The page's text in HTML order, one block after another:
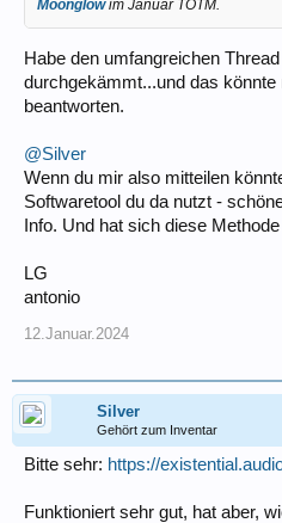
Moonglowim Januar TOTM.
Habe den umfangreichen
durchgekämmt...und das könnte
beantworten.
@Silver
Wenn du mir also mitteilen
Softwaretool du da nutzt -
Info. Und hat sich diese
LG
antonio
12.Januar.2024
Silver
Gehört zum Inventar
Bitte sehr: https://
Funktioniert sehr gut, hat aber,